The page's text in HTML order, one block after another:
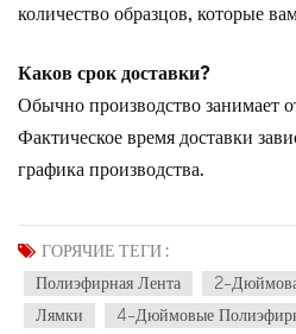
количество образцов, которые
Каков срок доставки?
Обычно производство занимает
Фактическое время доставки
графика производства.
ГОРЯЧИЕ ТЕГИ :
Полиэфирная Лента
2-
Лямки
4-Дюймовые